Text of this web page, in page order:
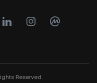
Reserved.